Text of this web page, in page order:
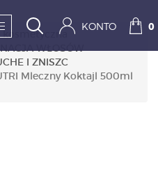
KONTO 0
WŁOSÓW
I ZNISZC
Mleczny Koktajl 500ml